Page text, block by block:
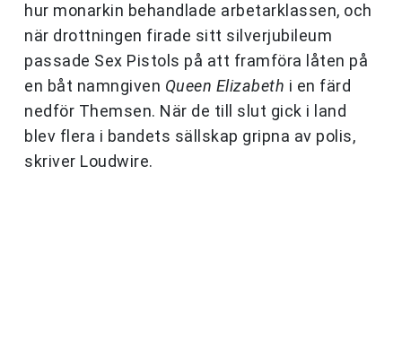
hur monarkin behandlade arbetarklassen, och
när drottningen firade sitt silverjubileum
passade Sex Pistols på att framföra låten på
en båt namngiven Queen Elizabeth i en färd
nedför Themsen. När de till slut gick i land
blev flera i bandets sällskap gripna av polis,
skriver Loudwire.